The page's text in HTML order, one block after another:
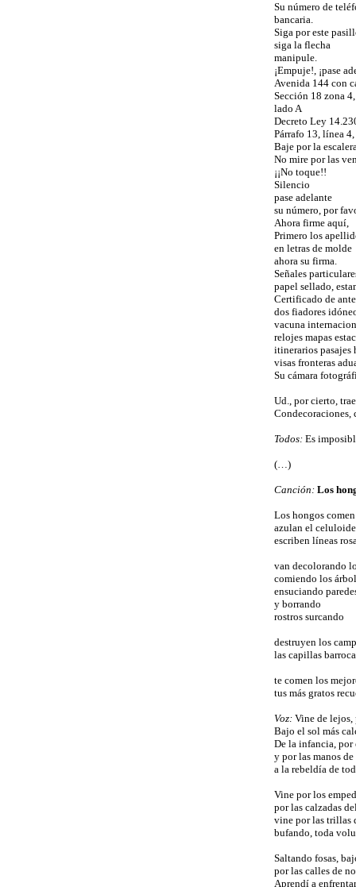
Su número de
bancaria.
Siga por este
siga la flecha
manipule.
¡Empuje!, ¡pase
Avenida 144 con
Sección 18 zona
lado A
Decreto Ley
Párrafo 13, línea
Baje por la
No mire por las
¡¡No toque!!
Silencio
pase adelante
su número, por
Ahora firme aquí,
Primero los
en letras de molde
ahora su firma.
Señales
papel sellado,
Certificado de
dos fiadores
vacuna
relojes mapas
itinerarios pasajes
visas fronteras
Su cámara
Ud., por cierto,
Condecoraciones,
Todos: Es
(…)
Canción: Los
Los hongos
azulan el
escriben líneas
van decolorando
comiendo los
ensuciando
y borrando
rostros surcando
destruyen los
las capillas
te comen los
tus más gratos
Voz: Vine de lejos,
Bajo el sol más
De la infancia,
y por las manos
a la rebeldía de
Vine por los
por las calzadas
vine por las trillas
bufando, toda
Saltando fosas,
por las calles de
Aprendí a